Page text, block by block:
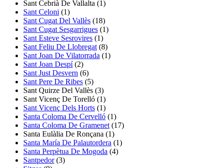
Sant Cebrià De Vallalta (1)
Sant Celoni (1)
Sant Cugat Del Vallès (18)
Sant Cugat Sesgarrigues (1)
Sant Esteve Sesrovires (1)
Sant Feliu De Llobregat (8)
Sant Joan De Vilatorrada (1)
Sant Joan Despí(2)
Sant Just Desvern (6)
Sant Pere De Ribes (5)
Sant Quirze Del Vallès (3)
Sant Vicenç De Torelló (1)
Sant Vicenç Dels Horts (1)
Santa Coloma De Cervelló (1)
Santa Coloma De Gramenet (17)
Santa Eulàlia De Ronçana (1)
Santa María De Palautordera (1)
Santa Perpètua De Mogoda (4)
Santpedor(3)